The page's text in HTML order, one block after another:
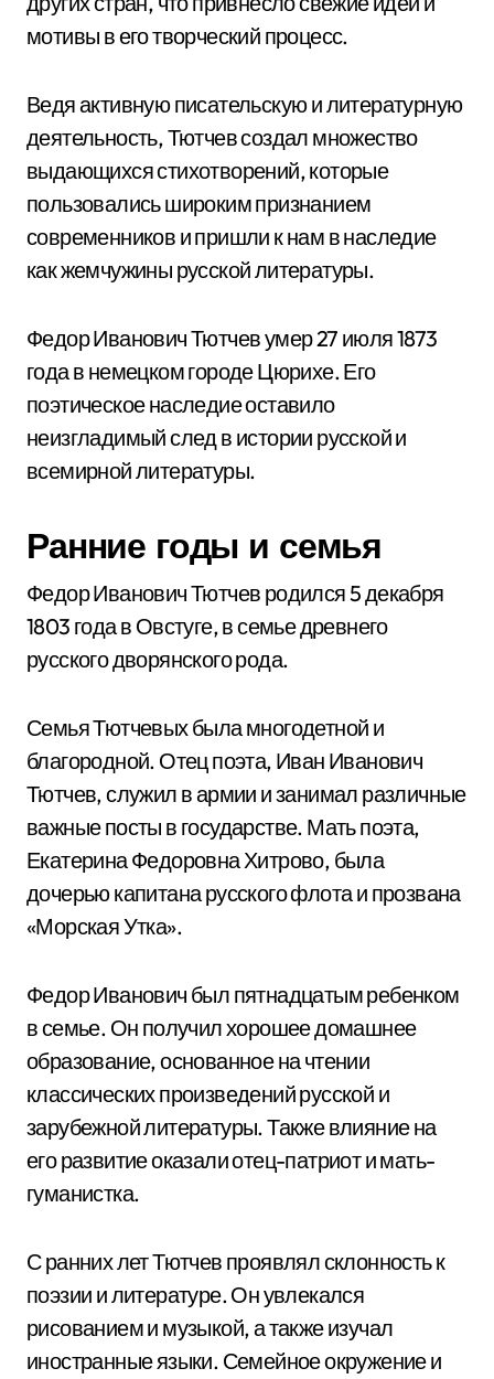
мотивы в его творческий процесс.
Ведя активную писательскую и литературную
деятельность, Тютчев создал множество
выдающихся стихотворений, которые
пользовались широким признанием
современников и пришли к нам в наследие
как жемчужины русской литературы.
Федор Иванович Тютчев умер 27 июля 1873
года в немецком городе Цюрихе. Его
поэтическое наследие оставило
неизгладимый след в истории русской и
всемирной литературы.
Ранние годы и семья
Федор Иванович Тютчев родился 5 декабря
1803 года в Овстуге, в семье древнего
русского дворянского рода.
Семья Тютчевых была многодетной и
благородной. Отец поэта, Иван Иванович
Тютчев, служил в армии и занимал различные
важные посты в государстве. Мать поэта,
Екатерина Федоровна Хитрово, была
дочерью капитана русского флота и прозвана
«Морская Утка».
Федор Иванович был пятнадцатым ребенком
в семье. Он получил хорошее домашнее
образование, основанное на чтении
классических произведений русской и
зарубежной литературы. Также влияние на
его развитие оказали отец-патриот и мать-
гуманистка.
С ранних лет Тютчев проявлял склонность к
поэзии и литературе. Он увлекался
рисованием и музыкой, а также изучал
иностранные языки. Семейное окружение и